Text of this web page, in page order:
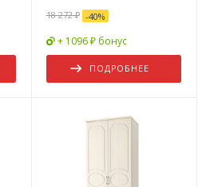
18 272 ₽ -40%
+ 1096 ₽ бонус
ПОДРОБНЕЕ